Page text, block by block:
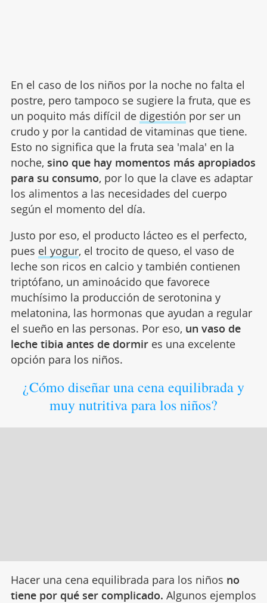
En el caso de los niños por la noche no falta el
postre, pero tampoco se sugiere la fruta, que es
un poquito más difícil dedigestiónpor ser un
crudo y por la cantidad de vitaminas que tiene.
Esto no significa que la fruta sea 'mala' en la
noche,sino que hay momentos más apropiados
para su consumo, por lo que la clave es adaptar
los alimentos a las necesidades del cuerpo
Justo por eso, el producto lácteo es el perfecto,
pues el yogur, el trocito de queso, el vaso de
leche son ricos en calcio y también contienen
triptófano, un aminoácido que favorece
muchísimo la producción de serotonina y
melatonina, las hormonas que ayudan a regular
el sueño en las personas. Por eso, un vaso de
leche tibia antes de dormir
¿Cómo diseñar una cena equilibrada y
muy nutritiva para los niños?
Hacer una cena equilibrada para los niñosno